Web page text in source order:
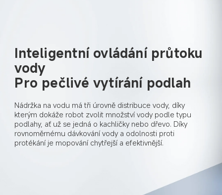
Inteligentní ovládání průtoku
vody
Pro pečlivé vytírání podlah
Nádržka na vodu má tři úrovně distribuce vody, díky
kterým dokáže robot zvolit množství vody podle typu
podlahy, ať už se jedná o kachličky nebo dřevo. Díky
rovnoměrnému dávkování vody a odolnosti proti
protékání je mopování chytřejší a efektivnější.